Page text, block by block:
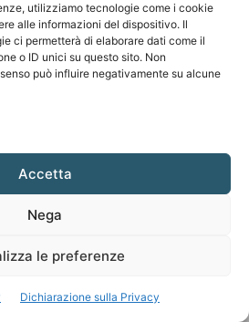
utilizziamo tecnologie come i cookie
alle informazioni del dispositivo. Il
ci permetterà di elaborare dati come il
o ID unici su questo sito. Non
può influire negativamente su alcune
Accetta
Nega
le preferenze
Dichiarazione sulla Privacy
SEGUICI